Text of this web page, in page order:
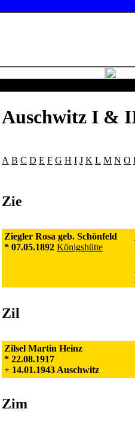
Auschwitz I &
A B C D E F G H I J K L M N O
Zie
Ziegler Rosa geb. Schönfeld
* 07.05.1892 Königshütte
Zil
Zilsel Martin Heinz
* 22.08.1917
+ 14.01.1943 Auschwitz
Zim